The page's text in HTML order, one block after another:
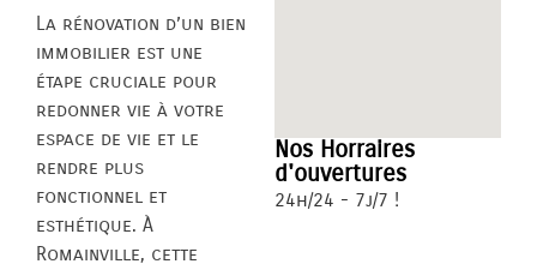
La rénovation d’un bien
immobilier est une
étape cruciale pour
redonner vie à votre
espace de vie et le
rendre plus
fonctionnel et
esthétique. À
Romainville, cette
Nos Horraires
d'ouvertures
24h/24 - 7j/7 !